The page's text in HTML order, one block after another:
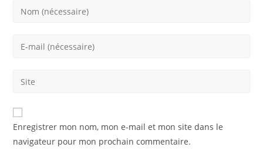
Enter
Enter
address
comment
Saisir
de
votre
(facultatif)
Enregistrer mon nom, mon e-mail et mon site dans le
navigateur pour mon prochain commentaire.